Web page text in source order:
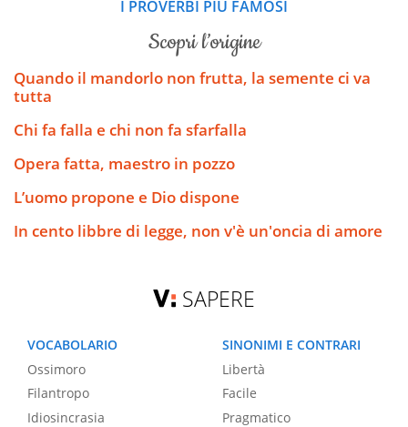
I PROVERBI PIÙ FAMOSI
scopri l’origine
Quando il mandorlo non frutta, la semente ci va
tutta
Chi fa falla e chi non fa sfarfalla
Opera fatta, maestro in pozzo
L’uomo propone e Dio dispone
In cento libbre di legge, non v'è un'oncia di amore
SAPERE
VOCABOLARIO
Ossimoro
Filantropo
Idiosincrasia
SINONIMI E CONTRARI
Libertà
Facile
Pragmatico